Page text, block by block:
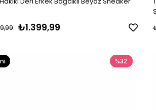
₺1.399,99
%32